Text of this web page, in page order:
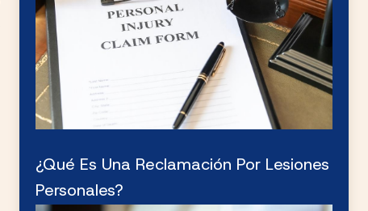
¿Qué Es Una Reclamación Por Lesiones
Personales?